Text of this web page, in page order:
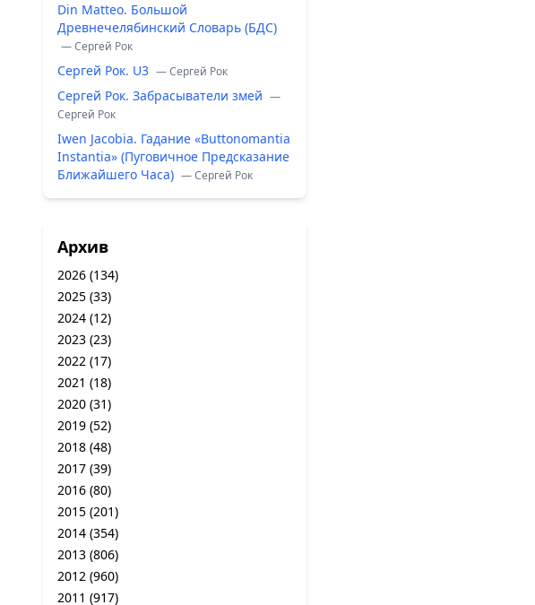
Din Matteo. Большой
Древнечелябинский Словарь (БДС)
— Сергей Рок
Сергей Рок. U3 — Сергей Рок
Сергей Рок. Забрасыватели змей —
Сергей Рок
Iwen Jacobia. Гадание «Buttonomantia
Instantia» (Пуговичное Предсказание
Ближайшего Часа) — Сергей Рок
Архив
2026 (134)
2025 (33)
2024 (12)
2023 (23)
2022 (17)
2021 (18)
2020 (31)
2019 (52)
2018 (48)
2017 (39)
2016 (80)
2015 (201)
2014 (354)
2013 (806)
2012 (960)
2011 (917)